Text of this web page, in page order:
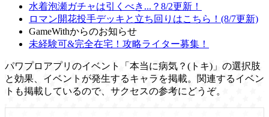
水着泡瀬ガチャは引くべき...？8/2更新！
ロマン開花投手デッキと立ち回りはこちら！(8/7更新)
GameWithからのお知らせ
未経験可&完全在宅！攻略ライター募集！
パワプロアプリのイベント「本当に病気？(トキ)」の選択肢
と効果、イベントが発生するキャラを掲載。関連するイベン
トも掲載しているので、サクセスの参考にどうぞ。